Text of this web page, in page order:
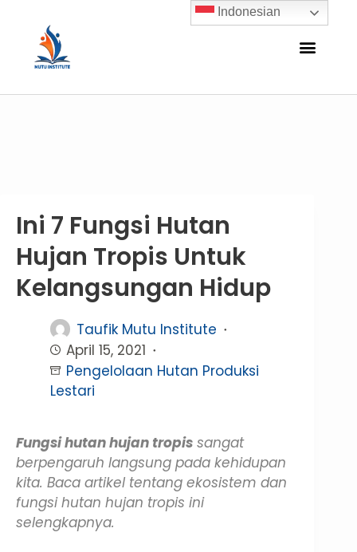
Ini 7 Fungsi Hutan
Hujan Tropis Untuk
Kelangsungan Hidup
Taufik Mutu Institute
April 15, 2021
Pengelolaan Hutan Produksi
Lestari
Fungsi hutan hujan tropis sangat
berpengaruh langsung pada kehidupan
kita. Baca artikel tentang ekosistem dan
fungsi hutan hujan tropis ini
selengkapnya.
Indonesian